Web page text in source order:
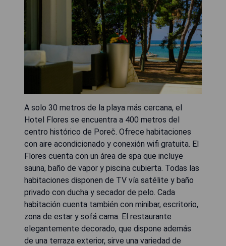
A solo 30 metros de la playa más cercana, el
Hotel Flores se encuentra a 400 metros del
centro histórico de Poreč. Ofrece habitaciones
con aire acondicionado y conexión wifi gratuita. El
Flores cuenta con un área de spa que incluye
sauna, baño de vapor y piscina cubierta. Todas las
habitaciones disponen de TV vía satélite y baño
privado con ducha y secador de pelo. Cada
habitación cuenta también con minibar, escritorio,
zona de estar y sofá cama. El restaurante
elegantemente decorado, que dispone además
de una terraza exterior, sirve una variedad de